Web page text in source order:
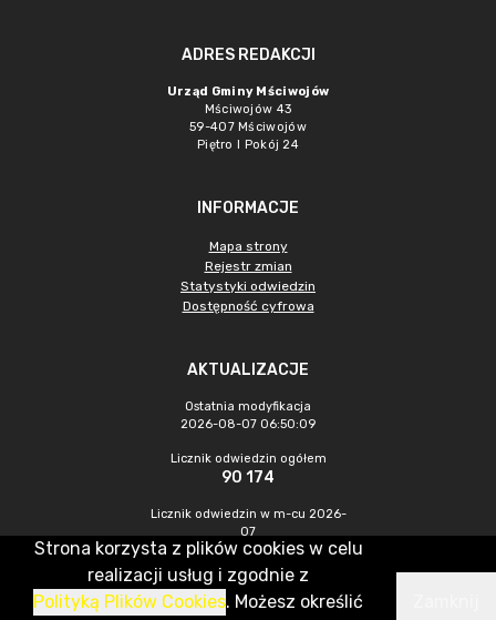
ADRES REDAKCJI
Urząd Gminy Mściwojów
Mściwojów 43
59-407 Mściwojów
Piętro I Pokój 24
INFORMACJE
Mapa strony
Rejestr zmian
Statystyki odwiedzin
Dostępność cyfrowa
AKTUALIZACJE
Ostatnia modyfikacja
2026-08-07 06:50:09
Licznik odwiedzin ogółem
90 174
Licznik odwiedzin w m-cu 2026-
07
653
CMS & Hosting: Nefeni Sp. z o.o.
Strona korzysta z plików cookies w celu
realizacji usług i zgodnie z
Polityką Plików Cookies. Możesz określić